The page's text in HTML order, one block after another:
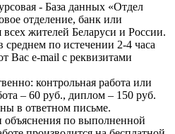
- База данных «Отдел
отделение, банк или
жителей Беларуси и России.
среднем по истечении 2-4 часа
Вас e-mail с реквизитами
контрольная работа или
– 60 руб., диплом – 150 руб.
в ответном письме.
объяснения по выполненной